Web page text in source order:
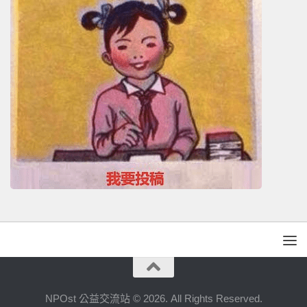
NPOst 公益交流站 © 2026. All Rights Reserved.